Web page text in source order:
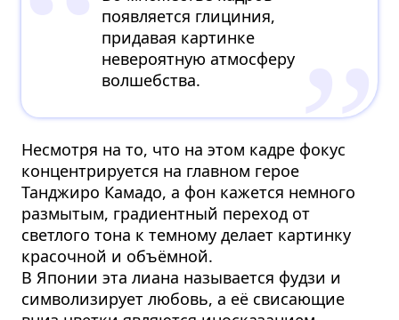
появляется глициния,
придавая картинке
невероятную атмосферу
волшебства.
Несмотря на то, что на этом кадре фокус
концентрируется на главном герое
Танджиро Камадо, а фон кажется немного
размытым, градиентный переход от
светлого тона к темному делает картинку
красочной и объёмной.
В Японии эта лиана называется фудзи и
символизирует любовь, а её свисающие